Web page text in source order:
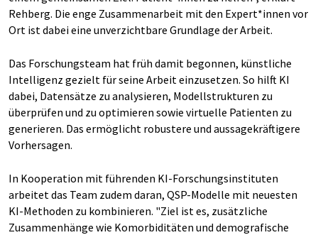
Rehberg. Die enge Zusammenarbeit mit den Expert*innen vor
Ort ist dabei eine unverzichtbare Grundlage der Arbeit.
Das Forschungsteam hat früh damit begonnen, künstliche
Intelligenz gezielt für seine Arbeit einzusetzen. So hilft KI
dabei, Datensätze zu analysieren, Modellstrukturen zu
überprüfen und zu optimieren sowie virtuelle Patienten zu
generieren. Das ermöglicht robustere und aussagekräftigere
Vorhersagen.
In Kooperation mit führenden KI-Forschungsinstituten
arbeitet das Team zudem daran, QSP-Modelle mit neuesten
KI-Methoden zu kombinieren. "Ziel ist es, zusätzliche
Zusammenhänge wie Komorbiditäten und demografische